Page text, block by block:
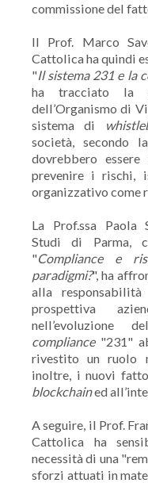
commissione del
Il Prof. Marco
Cattolica ha quindi
"Il sistema 231 e la
ha tracciato la
dell’Organismo di
sistema di
società, secondo
dovrebbero
prevenire i rischi,
organizzativo come
La Prof.ssa Paola
Studi di Parma,
"Compliance e
paradigmi?", ha
alla responsabilità
prospettiva
nell’evoluzione
compliance "231"
rivestito un ruolo
inoltre, i nuovi
blockchained
A seguire, il Prof.
Cattolica ha
necessità di una
sforzi attuati in